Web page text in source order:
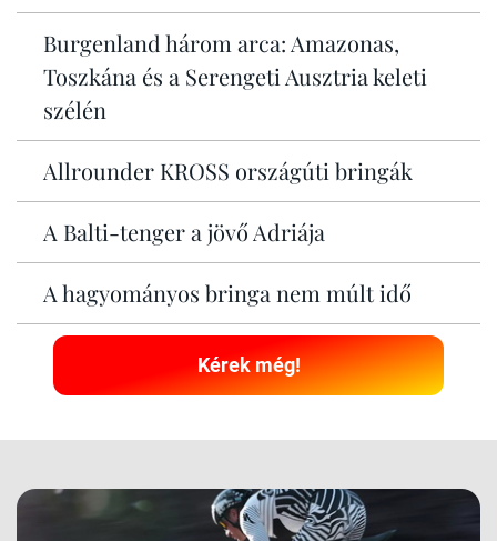
Burgenland három arca: Amazonas,
Toszkána és a Serengeti Ausztria keleti
szélén
Allrounder KROSS országúti bringák
A Balti-tenger a jövő Adriája
A hagyományos bringa nem múlt idő
Kérek még!